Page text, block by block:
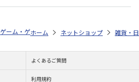
ゲーム・ゲームキャラクター 英雄伝説 軌跡シ
ホーム ネットショップ 雑貨・
よくあるご質問
利用規約